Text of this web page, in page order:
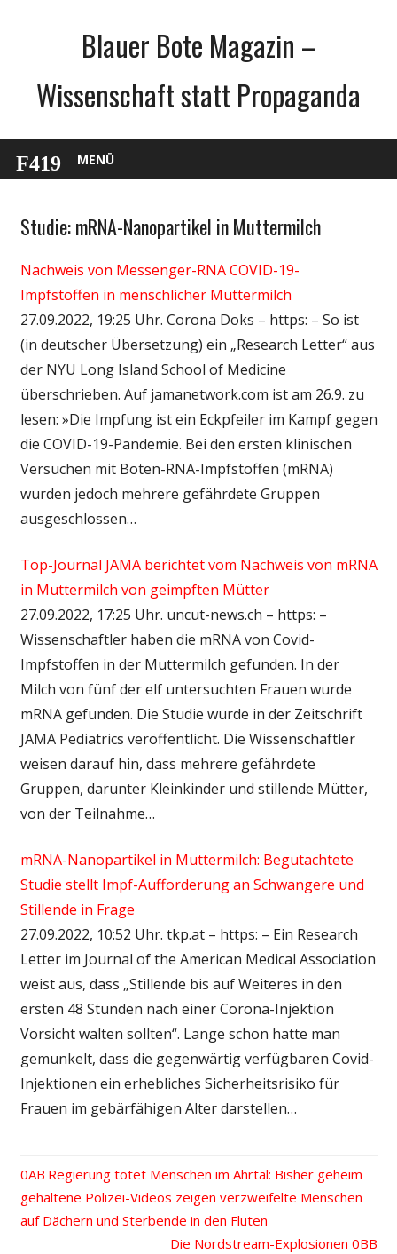
Blauer Bote Magazin –
Wissenschaft statt Propaganda
MENÜ
Gesellschaft
Politik
Wirtschaft
Wissenschaft
Studie: mRNA-Nanopartikel in Muttermilch
Nachweis von Messenger-RNA COVID-19-
Impfstoffen in menschlicher Muttermilch
27.09.2022, 19:25 Uhr. Corona Doks – https: – So ist
(in deutscher Übersetzung) ein „Research Letter“ aus
der NYU Long Island School of Medicine
überschrieben. Auf jamanetwork.com ist am 26.9. zu
lesen: »Die Impfung ist ein Eckpfeiler im Kampf gegen
die COVID-19-Pandemie. Bei den ersten klinischen
Versuchen mit Boten-RNA-Impfstoffen (mRNA)
wurden jedoch mehrere gefährdete Gruppen
ausgeschlossen…
Top-Journal JAMA berichtet vom Nachweis von mRNA
in Muttermilch von geimpften Mütter
27.09.2022, 17:25 Uhr. uncut-news.ch – https: –
Wissenschaftler haben die mRNA von Covid-
Impfstoffen in der Muttermilch gefunden. In der
Milch von fünf der elf untersuchten Frauen wurde
mRNA gefunden. Die Studie wurde in der Zeitschrift
JAMA Pediatrics veröffentlicht. Die Wissenschaftler
weisen darauf hin, dass mehrere gefährdete
Gruppen, darunter Kleinkinder und stillende Mütter,
von der Teilnahme…
mRNA-Nanopartikel in Muttermilch: Begutachtete
Studie stellt Impf-Aufforderung an Schwangere und
Stillende in Frage
27.09.2022, 10:52 Uhr. tkp.at – https: – Ein Research
Letter im Journal of the American Medical Association
weist aus, dass „Stillende bis auf Weiteres in den
ersten 48 Stunden nach einer Corona-Injektion
Vorsicht walten sollten“. Lange schon hatte man
gemunkelt, dass die gegenwärtig verfügbaren Covid-
Injektionen ein erhebliches Sicherheitsrisiko für
Frauen im gebärfähigen Alter darstellen…
Beitrags-
Navigation
Vorheriger
Beitrag:
Regierung tötet Menschen im Ahrtal: Bisher geheim
gehaltene Polizei-Videos zeigen verzweifelte Menschen
auf Dächern und Sterbende in den Fluten
Nächster
Die Nordstream-Explosionen